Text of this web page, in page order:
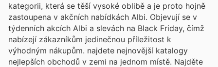
kategorii, která se těší vysoké oblibě a je proto hojně
zastoupena v akčních nabídkách Albi. Objevují se v
týdenních akcích Albi a slevách na Black Friday, čímž
nabízejí zákazníkům jedinečnou příležitost k
výhodným nákupům. najdete nejnovější katalogy
nejlepších obchodů v zemi na jednom místě. Najděte